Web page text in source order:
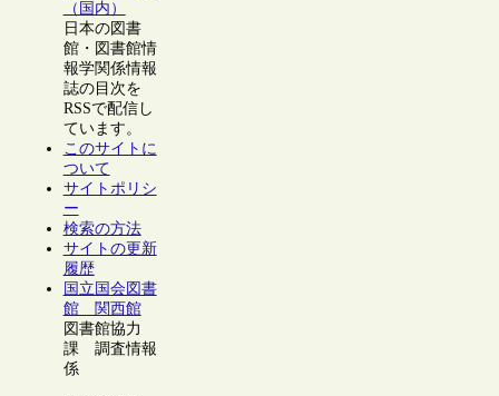
（国内）
日本の図書
館・図書館情
報学関係情報
誌の目次を
RSSで配信し
ています。
このサイトに
ついて
サイトポリシ
ー
検索の方法
サイトの更新
履歴
国立国会図書
館 関西館
図書館協力
課 調査情報
係